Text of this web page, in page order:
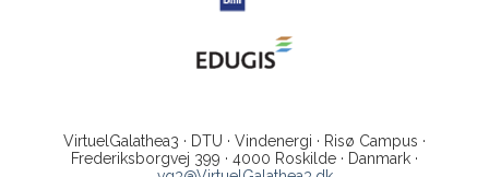
VirtuelGalathea3 · DTU · Vindenergi · Risø Campus ·
Frederiksborgvej 399 · 4000 Roskilde · Danmark ·